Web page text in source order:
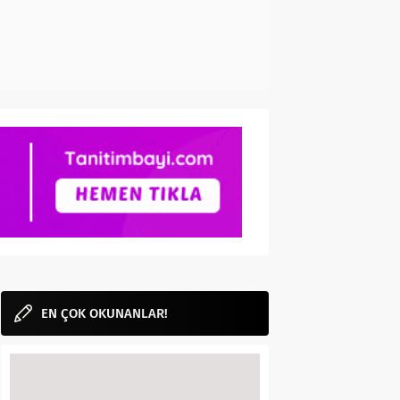
EN ÇOK OKUNANLAR!